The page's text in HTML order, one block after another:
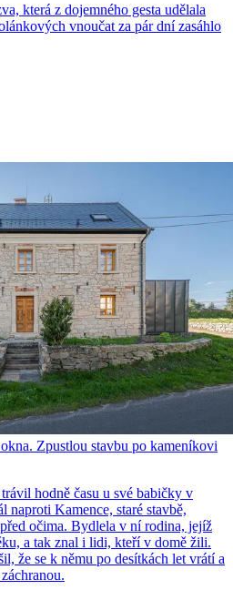
která z dojemného gesta udělala
vnoučat za pár dní zasáhlo
Zpustlou stavbu po kameníkovi
hodně času u své babičky v
naproti Kamence, staré stavbě,
očima. Bydlela v ní rodina, jejíž
a tak znal i lidi, kteří v domě žili.
že se k němu po desítkách let vrátí a